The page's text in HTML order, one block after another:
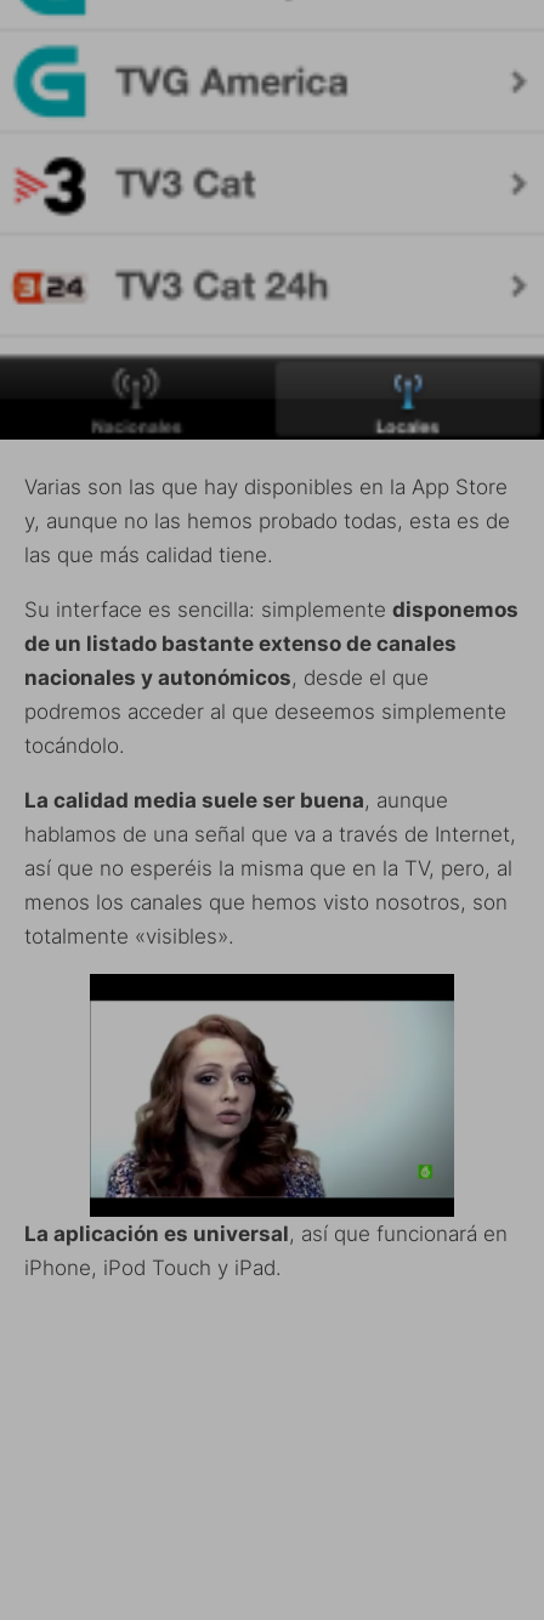
Varias son las que hay disponibles en la App Store
y, aunque no las hemos probado todas, esta es de
las que más calidad tiene.
Su interface es sencilla: simplemente disponemos
de un listado bastante extenso de canales
nacionales y autonómicos, desde el que
podremos acceder al que deseemos simplemente
tocándolo.
La calidad media suele ser buena, aunque
hablamos de una señal que va a través de Internet,
así que no esperéis la misma que en la TV, pero, al
menos los canales que hemos visto nosotros, son
totalmente «visibles».
La aplicación es universal, así que funcionará en
iPhone, iPod Touch y iPad.